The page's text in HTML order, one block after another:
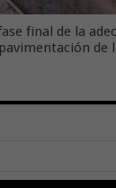
final de la
de